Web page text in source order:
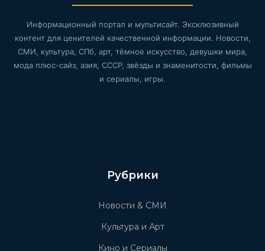
Информационный портал и мультисайт. Эксклюзивный
контент для ценителей качественной информации. Новости,
СМИ, культура, СПб, арт, тёмное искусство, девушки мира,
мода плюс-сайз, азия, СССР, звёзды и знаменитости, фильмы
и сериалы, игры.
Рубрики
Новости & СМИ
Культура и Арт
Кино и Сериалы